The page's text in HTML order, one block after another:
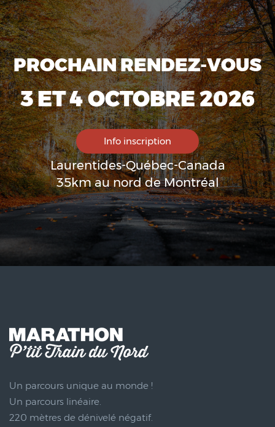
PROCHAIN RENDEZ-VOUS
3 ET 4 OCTOBRE 2026
Info inscription
Laurentides-Québec-Canada
35km au nord de Montréal
Un parcours unique au monde !
Un parcours linéaire.
220 mètres de dénivelé négatif.